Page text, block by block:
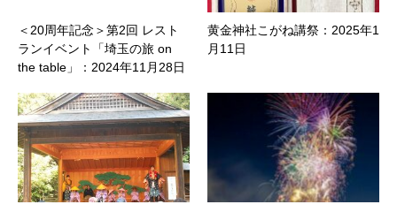
＜20周年記念＞第2回 レスト
ランイベント「埼玉の旅 on
the table」：2024年11月28日
黄金神社こがね講祭：2025年1
月11日